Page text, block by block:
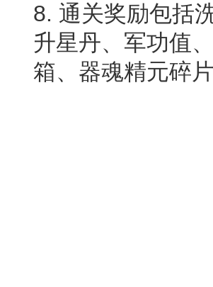
8. 通关奖励包括
升星丹、军功值
箱、器魂精元碎